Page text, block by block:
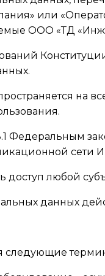
или
ООО «ТД
на
Федеральным
сети
доступ любой
данных
следующие